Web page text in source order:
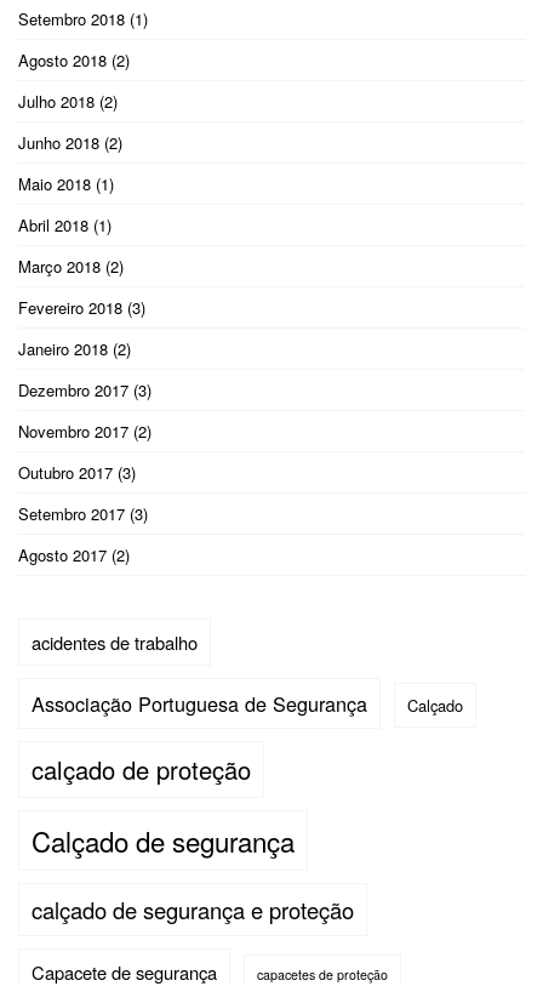
Setembro 2018 (1)
Agosto 2018 (2)
Julho 2018 (2)
Junho 2018 (2)
Maio 2018 (1)
Abril 2018 (1)
Março 2018 (2)
Fevereiro 2018 (3)
Janeiro 2018 (2)
Dezembro 2017 (3)
Novembro 2017 (2)
Outubro 2017 (3)
Setembro 2017 (3)
Agosto 2017 (2)
acidentes de trabalho
Associação Portuguesa de Segurança Calçado
calçado de proteção
Calçado de segurança
calçado de segurança e proteção
Capacete de segurança capacetes de proteção